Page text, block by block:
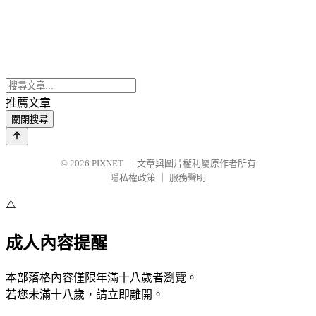
推薦文章
關閉搜尋
© 2026 PIXNET
文章與圖片權利屬原作者所有
隱私權政策
服務聲明
⚠️
成人內容提醒
本部落格內容僅限年滿十八歲者瀏覽。
若您未滿十八歲，請立即離開。